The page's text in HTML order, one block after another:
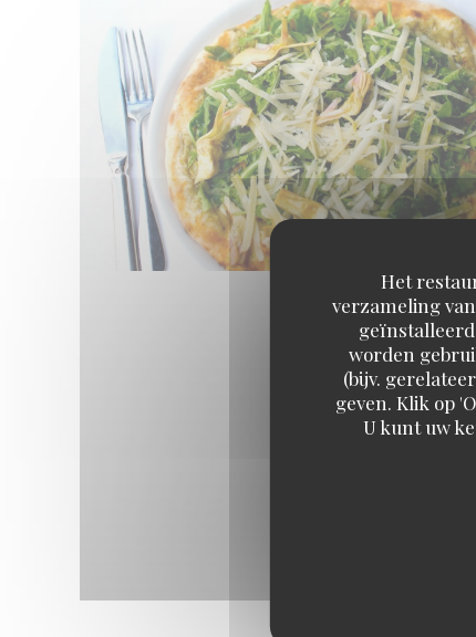
Het
verzameling
worden
(bijv.
geven. Klik op
U kunt uw